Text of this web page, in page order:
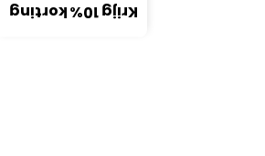
Krijg 10% korting